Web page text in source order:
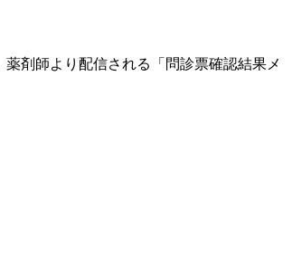
薬剤師より配信される
「問診票確認結果メ